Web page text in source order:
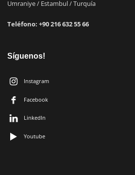
Umraniye / Estambul / Turquía
Teléfono: +90 216 632 55 66
Síguenos!
Instagram
Facebook
LinkedIn
Youtube